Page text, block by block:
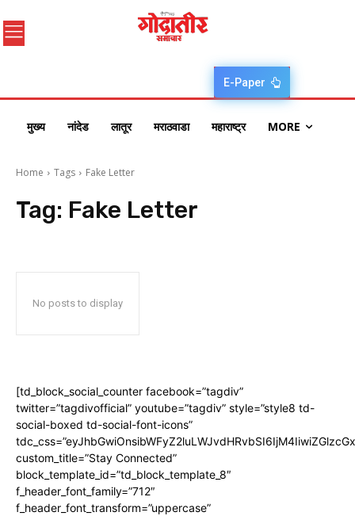
E-Paper
मुख्य नांदेड लातूर मराठवाडा महाराष्ट्र MORE
Home Tags Fake Letter
Tag: Fake Letter
No posts to display
[td_block_social_counter facebook=”tagdiv”
twitter=”tagdivofficial” youtube=”tagdiv” style=”style8 td-
social-boxed td-social-font-icons”
custom_title=”Stay Connected”
block_template_id=”td_block_template_8″
f_header_font_family=”712″
f_header_font_transform=”uppercase”